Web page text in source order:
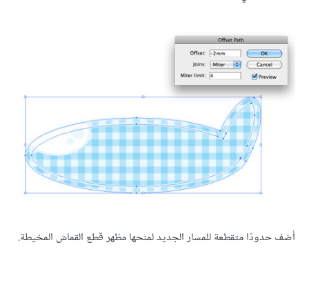
أضف حدودًا متقطعة للمسار الجديد لمنحها مظهر قطع القماش المخيطة.